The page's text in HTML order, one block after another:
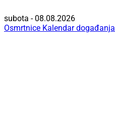
subota - 08.08.2026
Osmrtnice Kalendar događanja